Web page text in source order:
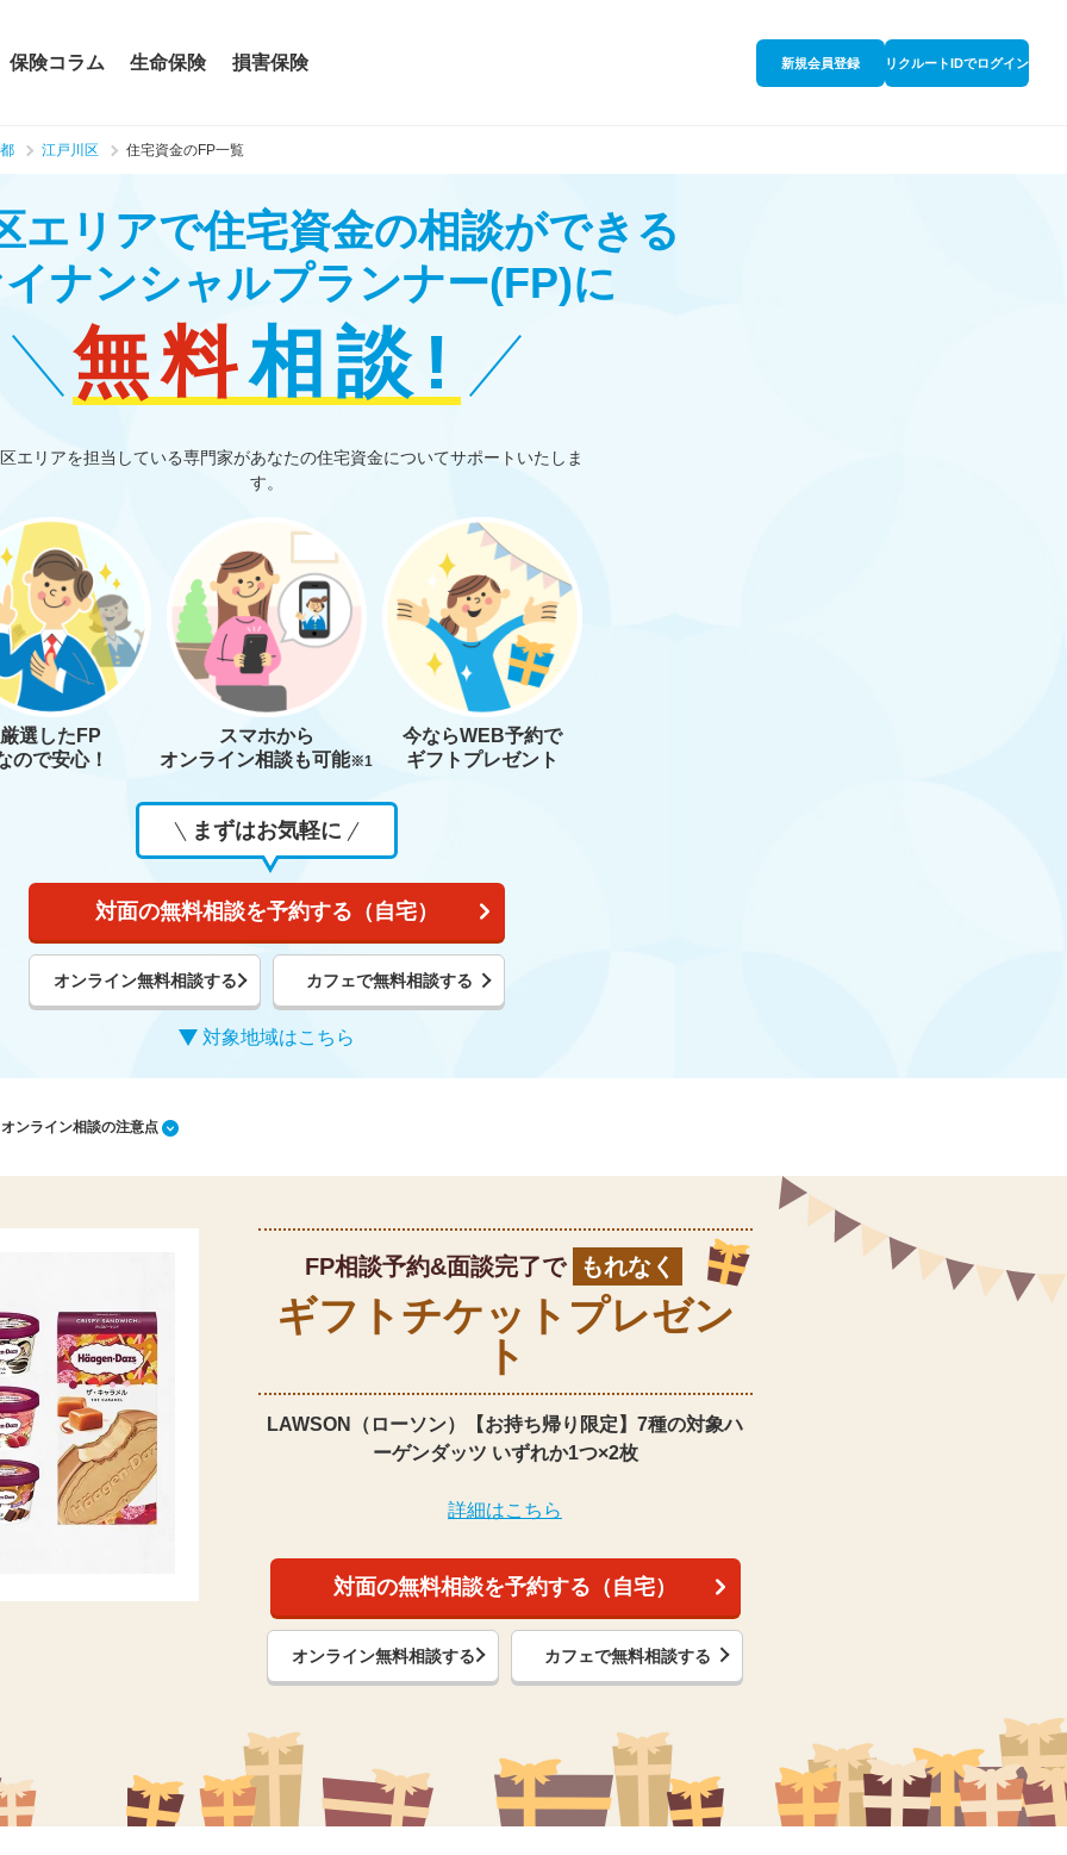
保険コラム 生命保険 損害保険 新規会員登録 リクルートIDでログイン
江戸川区 住宅資金のFP一覧
エリアで住宅資金の相談ができる
ナンシャルプランナー(FP)に
無料相談!
エリアを担当している専門家があなたの住宅資金についてサポートいたしま
す。
厳選したFP
ので安心！
スマホから
オンライン相談も可能※1
今ならWEB予約で
ギフトプレゼント
まずはお気軽に
対面の無料相談を予約する（自宅）
オンライン無料相談する カフェで無料相談する
対象地域はこちら
ンライン相談の注意点
FP相談予約&面談完了で もれなく
ギフトチケット プレゼン
ト
LAWSON（ローソン）【お持ち帰り限定】 7種の対象ハ
ーゲンダッツ いずれか1つ×2枚
詳細はこちら
対面の無料相談を予約する（自宅）
オンライン無料相談する カフェで無料相談する